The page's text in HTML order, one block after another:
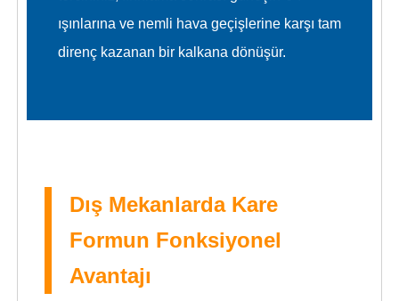
ışınlarına ve nemli hava geçişlerine karşı tam
direnç kazanan bir kalkana dönüşür.
Dış Mekanlarda Kare
Formun Fonksiyonel
Avantajı